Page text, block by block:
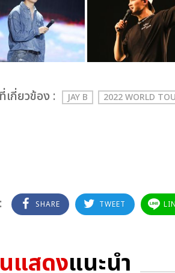
เกี่ยวข้อง : JAY B 2022 WORLD
SHARE TWEET
แสดงแนะนำ